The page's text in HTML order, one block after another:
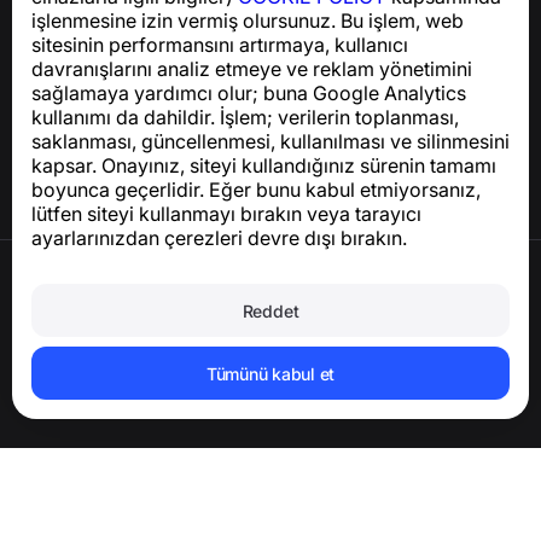
işlenmesine izin vermiş olursunuz. Bu işlem, web
sitesinin performansını artırmaya, kullanıcı
davranışlarını analiz etmeye ve reklam yönetimini
sağlamaya yardımcı olur; buna Google Analytics
kullanımı da dahildir. İşlem; verilerin toplanması,
saklanması, güncellenmesi, kullanılması ve silinmesini
kapsar. Onayınız, siteyi kullandığınız sürenin tamamı
boyunca geçerlidir. Eğer bunu kabul etmiyorsanız,
lütfen siteyi kullanmayı bırakın veya tarayıcı
ayarlarınızdan çerezleri devre dışı bırakın.
Reddet
Tümünü kabul et
Yardım Merkezi
Haberler ve Makaleler
Proje hakkında
İletişim
Hesabı ve kişisel verileri silin